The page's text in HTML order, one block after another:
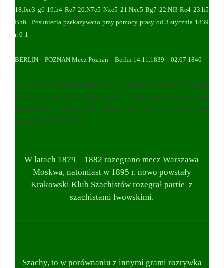
18.fxe3 g6 19.h4 Re7 20.N7e5 Nxe5 21.Nxe5 Bg7 22.Nf3 Re4 23.h5
Bh6 Posuniecia pzekazywano przy pomocy prasy od 3 stycznia 1839
r. 0-1
BERLIN – POZNAN Mecz Poznan – Berlin 14.11.1839 – 02.07.1840
1.e4 e5 2.f4 exf4 3.Bc4 Qh4+ 4.Kf1 d6 5.d4 g5 6.Nf3 Qh5 7.h4 Bg4
8.Nc3 c6 9.Kf2 Bxf3 10.Qxf3 Qxf3+ 11.Kxf3 Bg7 12.hxg5 Bxd4
13.Bxf4 Be5 14.Bxe5 dxe5 15.Rad1 Ne7 16.a4 a5 17.Rh6 Ng6
18.Rdh1 Ke7 19.Rxh7 1-0
W latach 1879 – 1882 rozegrano mecz Warszawa
Moskwa, natomiast w 1895 r. nowo powstały
Krakowski Klub Szachistów rozegrał partie z
szachistami lwowskimi.
Szachy, to w porównaniu z innymi grami rozrywka